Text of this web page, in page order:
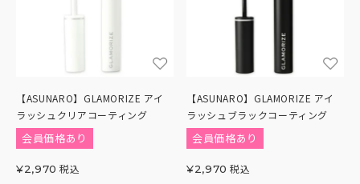
【ASUNARO】GLAMORIZE アイ
ラッシュクリアコーティング
会員価格あり
¥2,970 税込
【ASUNARO】GLAMORIZE アイ
ラッシュブラックコーティング
会員価格あり
¥2,970 税込